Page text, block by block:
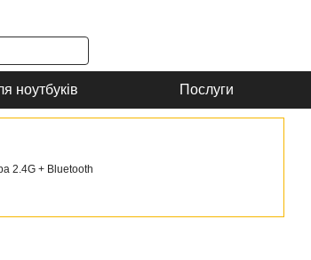
ноутбуків Послуги
2.4G + Bluetooth